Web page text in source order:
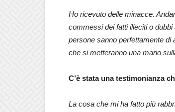
Ho ricevuto delle minacce.
commessi dei fatti illeciti o dubbi
persone sanno perfettamente
che si metteranno una mano
C’è stata una testimonianza
La cosa che mi ha fatto più